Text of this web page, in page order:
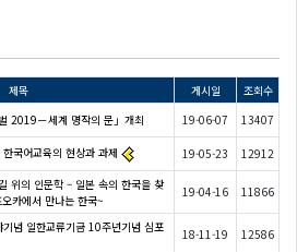
제목 게시일
조회수
2019－세계 명작의 문」개최 19-06-07 13407
국어교육의 현상과 과제 19-05-23 12912
위의 인문학 – 일본 속의 한국을 찾
카에서 만나는 한국~
19-04-16 11866
기념 일한교류기금 10주년기념 심포
18-11-19 12586